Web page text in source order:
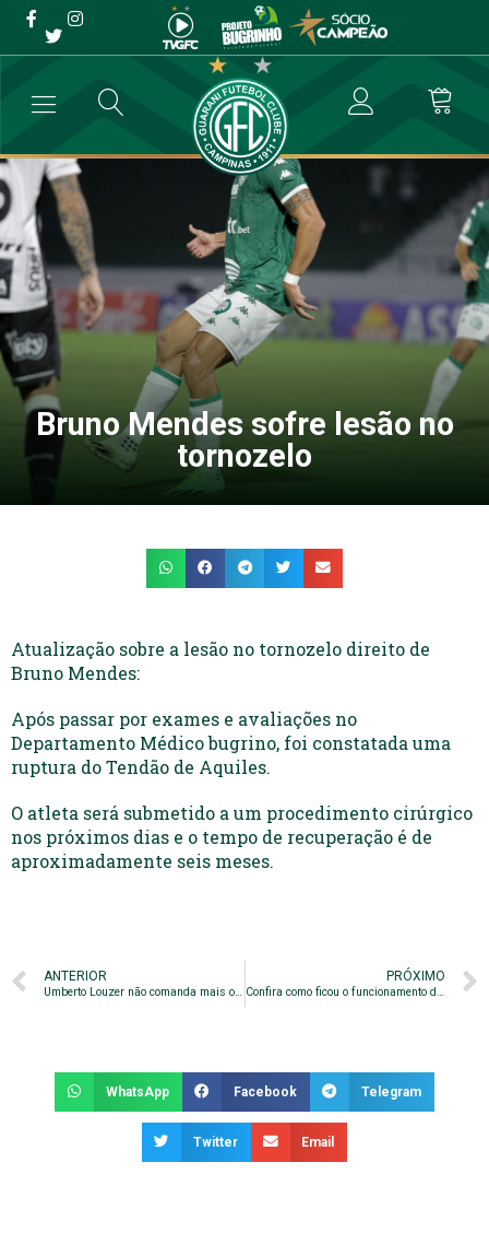
Bruno Mendes sofre lesão
no tornozelo
→ Futebol Profissional → Bruno Mendes sofre lesão no tornozelo
Bruno Mendes sofre lesão no
tornozelo
Atualização sobre a lesão no tornozelo direito de
Bruno Mendes:
Após passar por exames e avaliações no
Departamento Médico bugrino, foi constatada uma
ruptura do Tendão de Aquiles.
O atleta será submetido a um procedimento cirúrgico
nos próximos dias e o tempo de recuperação é de
aproximadamente seis meses.
ANTERIOR
Umberto Louzer não comanda mais o Guarani
PRÓXIMO
Confira como ficou o funcionamento do Clube no Carnaval
WhatsApp Facebook Telegram
Twitter Email